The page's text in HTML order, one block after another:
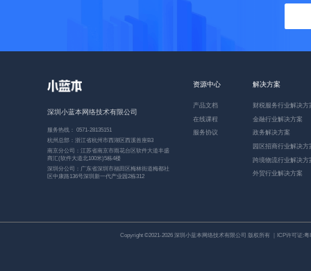
深圳小蓝本网络技术有限公司
服务热线： 0571-28135151
杭州总部：浙江省杭州市西湖区西溪首座B3
南京分公司：江苏省南京市雨花台区软件大道丰盛
商汇(软件大道北100米)5栋4楼
深圳分公司：广东省深圳市福田区梅林街道梅都社
区中康路136号深圳新一代产业园2栋312
资源中心
产品文档
在线课程
服务协议
解决方案
财税服务行业解决方
金融行业解决方案
政务解决方案
园区招商行业解决方
跨境物流行业解决方
外贸行业解决方案
Copyright ©2021-2026 深圳小蓝本网络技术有限公司 版权所有 ｜ICP许可证:粤